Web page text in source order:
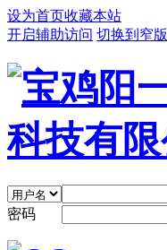
设为首页收藏本站
开启辅助访问 切换到窄版
密码